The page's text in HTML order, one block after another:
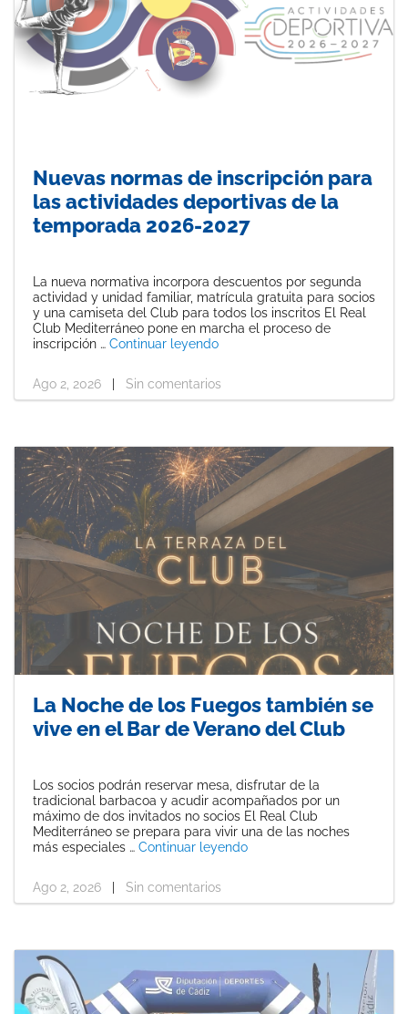
Nuevas normas de inscripción para
las actividades deportivas de la
temporada 2026-2027
La nueva normativa incorpora descuentos por segunda
actividad y unidad familiar, matrícula gratuita para socios
y una camiseta del Club para todos los inscritos El Real
Club Mediterráneo pone en marcha el proceso de
inscripción … Continuar leyendo«Nuevas normas de
Ago 2, 2026 Sin comentarios
La Noche de los Fuegos también se
vive en el Bar de Verano del Club
Los socios podrán reservar mesa, disfrutar de la
tradicional barbacoa y acudir acompañados por un
máximo de dos invitados no socios El Real Club
Mediterráneo se prepara para vivir una de las noches
más especiales … Continuar leyendo«La Noche de los Fuegos
Ago 2, 2026 Sin comentarios